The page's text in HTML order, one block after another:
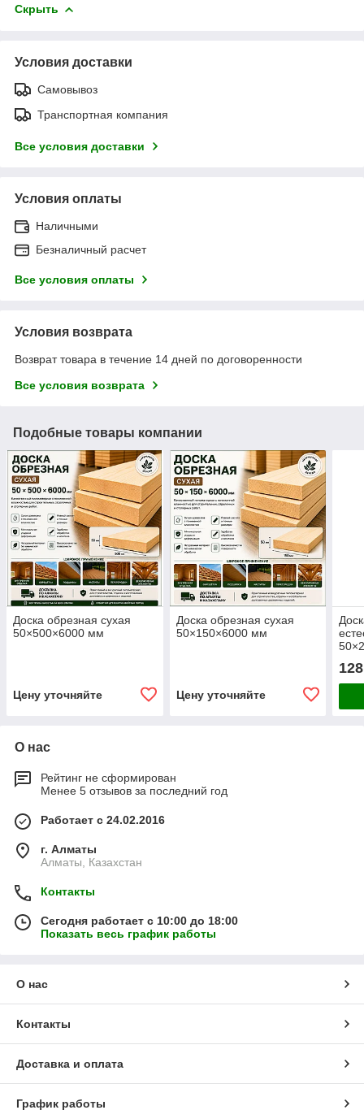
Скрыть
Условия доставки
Самовывоз
Транспортная компания
Все условия доставки
Условия оплаты
Наличными
Безналичный расчет
Все условия оплаты
Условия возврата
Возврат товара в течение 14 дней по договоренности
Все условия возврата
Подобные товары компании
Доска обрезная сухая
50×500×6000 мм
Цену уточняйте
Доска обрезная сухая
50×150×6000 мм
Цену уточняйте
О нас
Рейтинг не сформирован
Менее 5 отзывов за последний год
Работает с 24.02.2016
г. Алматы
Алматы, Казахстан
Контакты
Сегодня работает с 10:00 до 18:00
Показать весь график работы
О нас
Контакты
Доставка и оплата
График работы